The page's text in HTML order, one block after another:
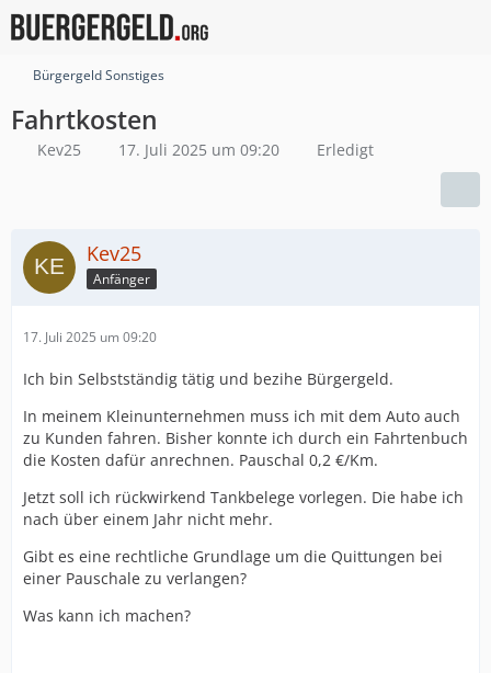
Bürgergeld Sonstiges
Fahrtkosten
Kev25 17. Juli 2025 um 09:20 Erledigt
Kev25
Anfänger
17. Juli 2025 um 09:20
Ich bin Selbstständig tätig und bezihe Bürgergeld.
In meinem Kleinunternehmen muss ich mit dem Auto auch
zu Kunden fahren. Bisher konnte ich durch ein Fahrtenbuch
die Kosten dafür anrechnen. Pauschal 0,2 €/Km.
Jetzt soll ich rückwirkend Tankbelege vorlegen. Die habe ich
nach über einem Jahr nicht mehr.
Gibt es eine rechtliche Grundlage um die Quittungen bei
einer Pauschale zu verlangen?
Was kann ich machen?